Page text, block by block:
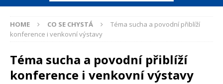
HOME CO SE CHYSTÁ
Téma sucha a povodní přiblíží
konference i venkovní výstavy
Téma sucha a povodní přiblíží
konference i venkovní výstavy